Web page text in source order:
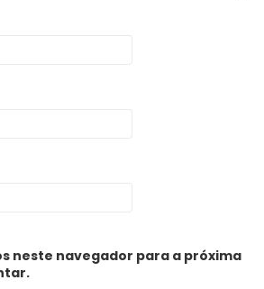
neste navegador para a próxima